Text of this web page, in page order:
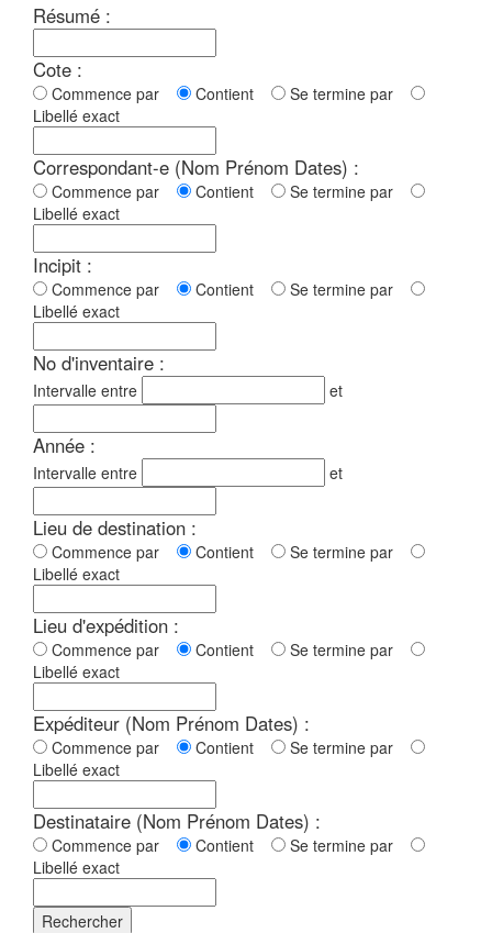
Résumé :
Cote :
Commence par Contient
Se termine par
Libellé exact
Correspondant-e (Nom Prénom Dates) :
Commence par Contient
Se termine par
Libellé exact
Incipit :
Commence par Contient
Se termine par
Libellé exact
No d'inventaire :
Intervalle entre et
Année :
Intervalle entre et
Lieu de destination :
Commence par Contient
Se termine par
Libellé exact
Lieu d'expédition :
Commence par Contient
Se termine par
Libellé exact
Expéditeur (Nom Prénom Dates) :
Commence par Contient
Se termine par
Libellé exact
Destinataire (Nom Prénom Dates) :
Commence par Contient
Se termine par
Libellé exact
Rechercher